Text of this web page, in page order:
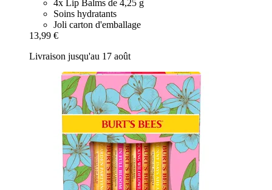
4x Lip Balms de 4,25 g
Soins hydratants
Joli carton d'emballage
13,99 €
Livraison jusqu'au 17 août